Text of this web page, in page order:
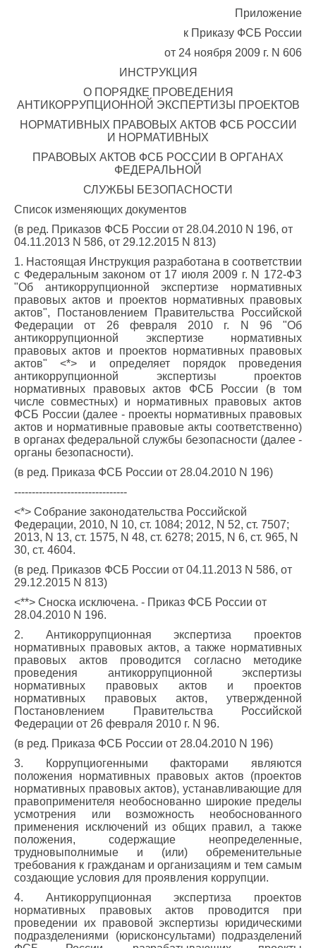
Приложение
к Приказу ФСБ России
от 24 ноября 2009 г. N 606
ИНСТРУКЦИЯ
О ПОРЯДКЕ ПРОВЕДЕНИЯ
АНТИКОРРУПЦИОННОЙ ЭКСПЕРТИЗЫ ПРОЕКТОВ
НОРМАТИВНЫХ ПРАВОВЫХ АКТОВ ФСБ РОССИИ
И НОРМАТИВНЫХ
ПРАВОВЫХ АКТОВ ФСБ РОССИИ В ОРГАНАХ
ФЕДЕРАЛЬНОЙ
СЛУЖБЫ БЕЗОПАСНОСТИ
Список изменяющих документов
(в ред. Приказов ФСБ России от 28.04.2010 N 196, от
04.11.2013 N 586, от 29.12.2015 N 813)
1. Настоящая Инструкция разработана в соответствии
с Федеральным законом от 17 июля 2009 г. N 172-ФЗ
"Об антикоррупционной экспертизе нормативных
правовых актов и проектов нормативных правовых
актов", Постановлением Правительства Российской
Федерации от 26 февраля 2010 г. N 96 "Об
антикоррупционной экспертизе нормативных
правовых актов и проектов нормативных правовых
актов" <*> и определяет порядок проведения
антикоррупционной экспертизы проектов
нормативных правовых актов ФСБ России (в том
числе совместных) и нормативных правовых актов
ФСБ России (далее - проекты нормативных правовых
актов и нормативные правовые акты соответственно)
в органах федеральной службы безопасности (далее -
органы безопасности).
(в ред. Приказа ФСБ России от 28.04.2010 N 196)
--------------------------------
<*> Собрание законодательства Российской
Федерации, 2010, N 10, ст. 1084; 2012, N 52, ст. 7507;
2013, N 13, ст. 1575, N 48, ст. 6278; 2015, N 6, ст. 965, N
30, ст. 4604.
(в ред. Приказов ФСБ России от 04.11.2013 N 586, от
29.12.2015 N 813)
<**> Сноска исключена. - Приказ ФСБ России от
28.04.2010 N 196.
2. Антикоррупционная экспертиза проектов
нормативных правовых актов, а также нормативных
правовых актов проводится согласно методике
проведения антикоррупционной экспертизы
нормативных правовых актов и проектов
нормативных правовых актов, утвержденной
Постановлением Правительства Российской
Федерации от 26 февраля 2010 г. N 96.
(в ред. Приказа ФСБ России от 28.04.2010 N 196)
3. Коррупциогенными факторами являются
положения нормативных правовых актов (проектов
нормативных правовых актов), устанавливающие для
правоприменителя необоснованно широкие пределы
усмотрения или возможность необоснованного
применения исключений из общих правил, а также
положения, содержащие неопределенные,
трудновыполнимые и (или) обременительные
требования к гражданам и организациям и тем самым
создающие условия для проявления коррупции.
4. Антикоррупционная экспертиза проектов
нормативных правовых актов проводится при
проведении их правовой экспертизы юридическими
подразделениями (юрисконсультами) подразделений